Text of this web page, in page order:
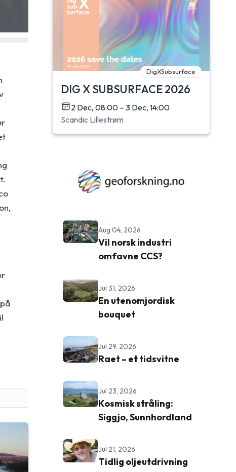
DigXSubsurface
DIG X SUBSURFACE 2026
2 Dec, 08:00 – 3 Dec, 14:00
Scandic Lillestrøm
Aug 04, 2026
Vil norsk industri
omfavne CCS?
Jul 31, 2026
En utenomjordisk
bouquet
Jul 29, 2026
Raet – et tidsvitne
Jul 23, 2026
Kosmisk stråling:
Siggjo, Sunnhordland
Jul 21, 2026
Tidlig oljeutdrivning